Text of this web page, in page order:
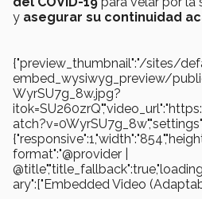
y asegurar su continuidad
{"preview_thumbnail":"/sites/
embed_wysiwyg_preview/
WyrSU7g_8w.jpg?
format":"@provider |
ary":["Embedded Video